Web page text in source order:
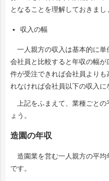
となることを理解しておきまし
収入の幅
一人親方の収入は基本的に単
会社員と比較すると年収の幅
件が受注できれば会社員より
れなければ会社員以下の収入に
上記をふまえて、業種ごとの
ょう。
造園の年収
造園業を営む一人親方の平均
です。